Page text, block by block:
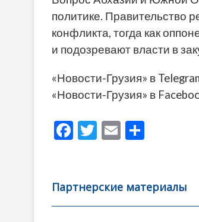
политике. Правительство
конфликта, тогда как
и подозревают власти в
«Новости-Грузия» в
«Новости-Грузия» в
F
b
o
T
er
E
l
а
в
Партнерские материалы